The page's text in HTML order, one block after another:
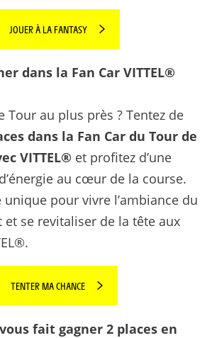
JOUER À LA FANTASY
dans la Fan Car VITTEL®
Tour au plus près ? Tentez de
dans la Fan Car du Tour de
VITTEL® et profitez d’une
au cœur de la course.
unique pour vivre l’ambiance du
se revitaliser de la tête aux
TENTER MA CHANCE
fait gagner 2 places en